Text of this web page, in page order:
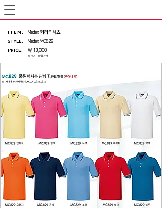
ITEM .
Medex 카라티셔츠
STYLE.
Medex MC829
PRICE.
※ VAT 포함가격
￦ 13,000